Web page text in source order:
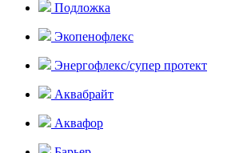
Подложка
Экопенофлекс
Энергофлекс/супер протект
Аквабрайт
Аквафор